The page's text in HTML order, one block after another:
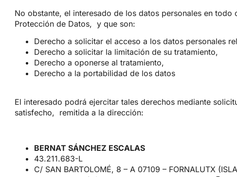
No obstante, el interesado de los datos personales en todo
Protección de Datos, y que son:
Derecho a solicitar el acceso a los datos personales
Derecho a solicitar la limitación de su tratamiento,
Derecho a oponerse al tratamiento,
Derecho a la portabilidad de los datos
El interesado podrá ejercitar tales derechos mediante
satisfecho, remitida a la dirección:
BERNAT SÁNCHEZ ESCALAS
43.211.683-L
C/ SAN BARTOLOMÉ, 8 – A 07109 – FORNALUTX